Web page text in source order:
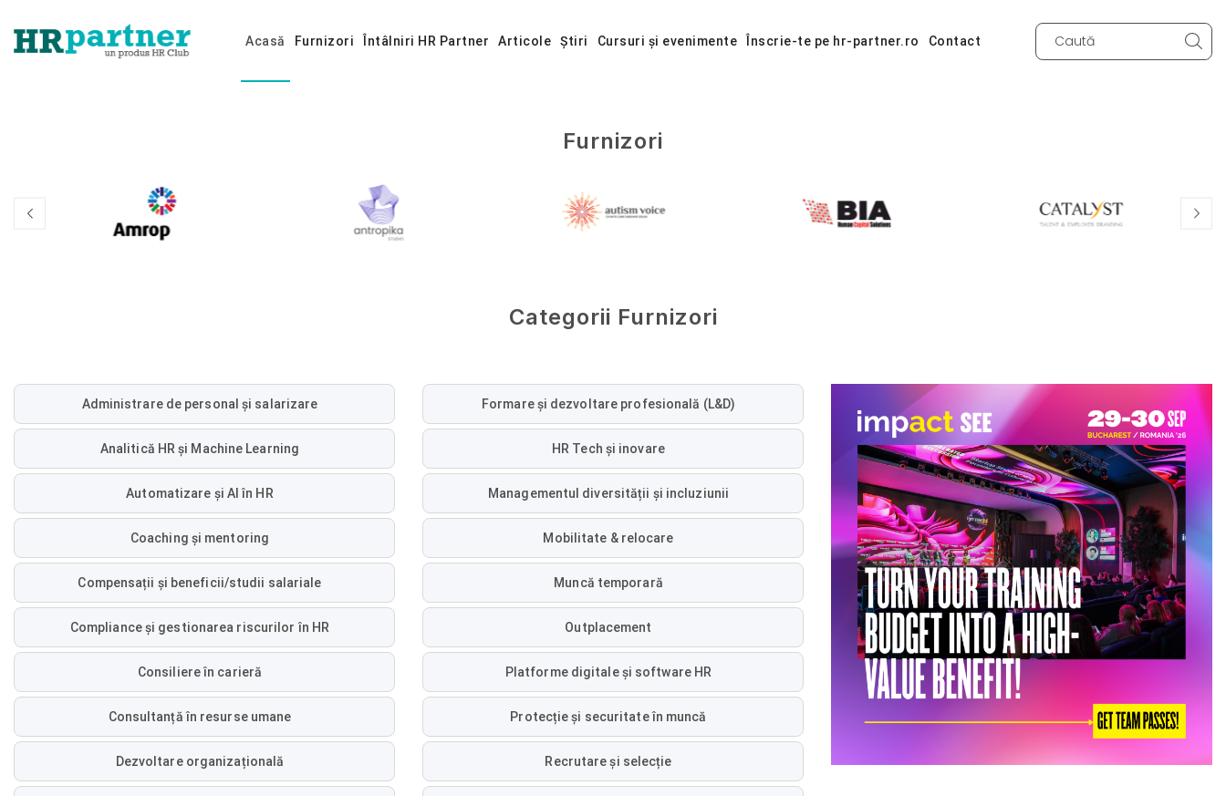
Acasă Furnizori Întâlniri HR Partner Articole Știri Cursuri și evenimente Înscrie-te pe hr-partner.ro Contact
Furnizori
Categorii Furnizori
Administrare de personal și salarizare
Analitică HR și Machine Learning
Automatizare și AI în HR
Coaching și mentoring
Compensații și beneficii/studii salariale
Compliance și gestionarea riscurilor în HR
Consiliere în carieră
Consultanță în resurse umane
Dezvoltare organizațională
Formare și dezvoltare profesională (L&D)
HR Tech și inovare
Managementul diversității și incluziunii
Mobilitate & relocare
Muncă temporară
Outplacement
Platforme digitale și software HR
Protecție și securitate în muncă
Recrutare și selecție